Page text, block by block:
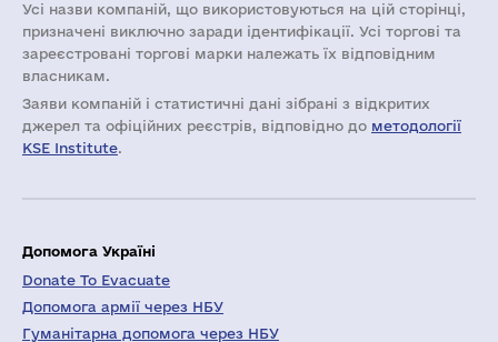
Усі назви компаній, що використовуються на цій сторінці,
призначені виключно заради ідентифікації. Усі торгові та
зареєстровані торгові марки належать їх відповідним
власникам.
Заяви компаній i статистичні дані зібрані з відкритих
джерел та офіційних реєстрів, відповідно до методології
KSE Institute.
Допомога Україні
Donate To Evacuate
Допомога армії через НБУ
Гуманітарна допомога через НБУ